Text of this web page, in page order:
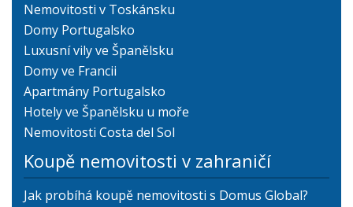
Nemovitosti v Toskánsku
Domy Portugalsko
Luxusní vily ve Španělsku
Domy ve Francii
Apartmány Portugalsko
Hotely ve Španělsku u moře
Nemovitosti Costa del Sol
Koupě nemovitosti v zahraničí
Jak probíhá koupě nemovitosti s Domus Global?